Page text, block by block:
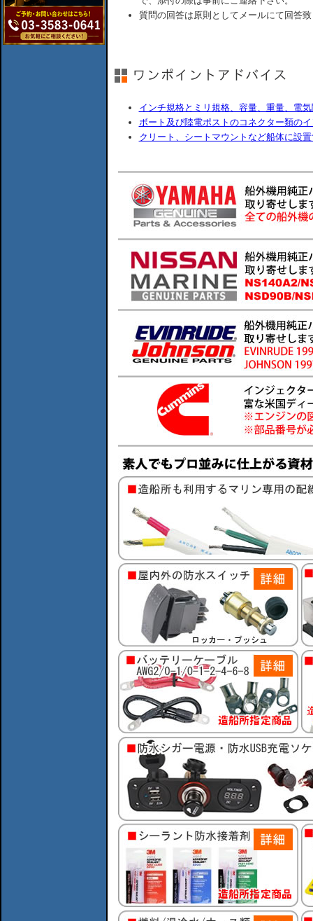
質問の回答は原則としてメールにて回答
インチ規格とミリ規格、容量、重量、電
ボート及び陸電ポストのコネクター類の
クリート、シートマウントなど船体に設